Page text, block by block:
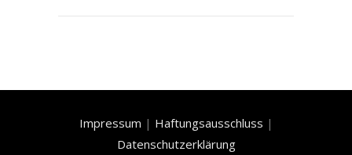
Impressum | Haftungsausschluss |
Datenschutzerklärung